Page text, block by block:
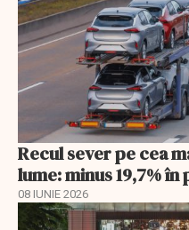
Recul sever pe cea
lume: minus 19,7%
08 IUNIE 2026